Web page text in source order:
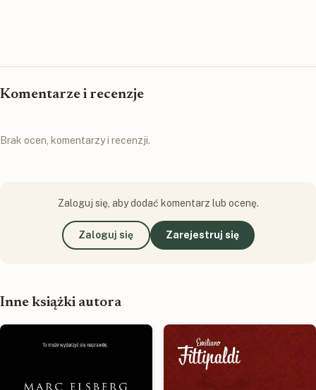
Komentarze i recenzje
Brak ocen, komentarzy i recenzji.
Zaloguj się, aby dodać komentarz lub ocenę.
Zaloguj się Zarejestruj się
Inne książki autora